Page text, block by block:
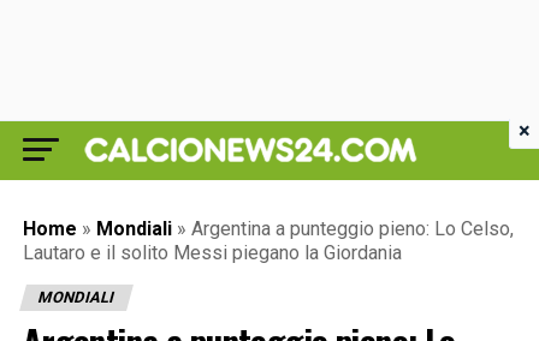
Home » Mondiali » Argentina a punteggio pieno: Lo Celso,
Lautaro e il solito Messi piegano la Giordania
MONDIALI
×